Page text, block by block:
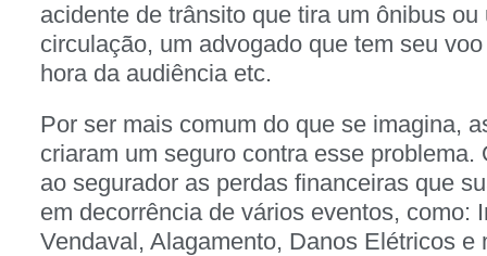
acidente de trânsito que tira um ônibus ou
circulação, um advogado que tem seu
hora da audiência etc.
Por ser mais comum do que se imagina,
criaram um seguro contra esse problema.
ao segurador as perdas financeiras que
em decorrência de vários eventos, como:
Vendaval, Alagamento, Danos Elétricos e